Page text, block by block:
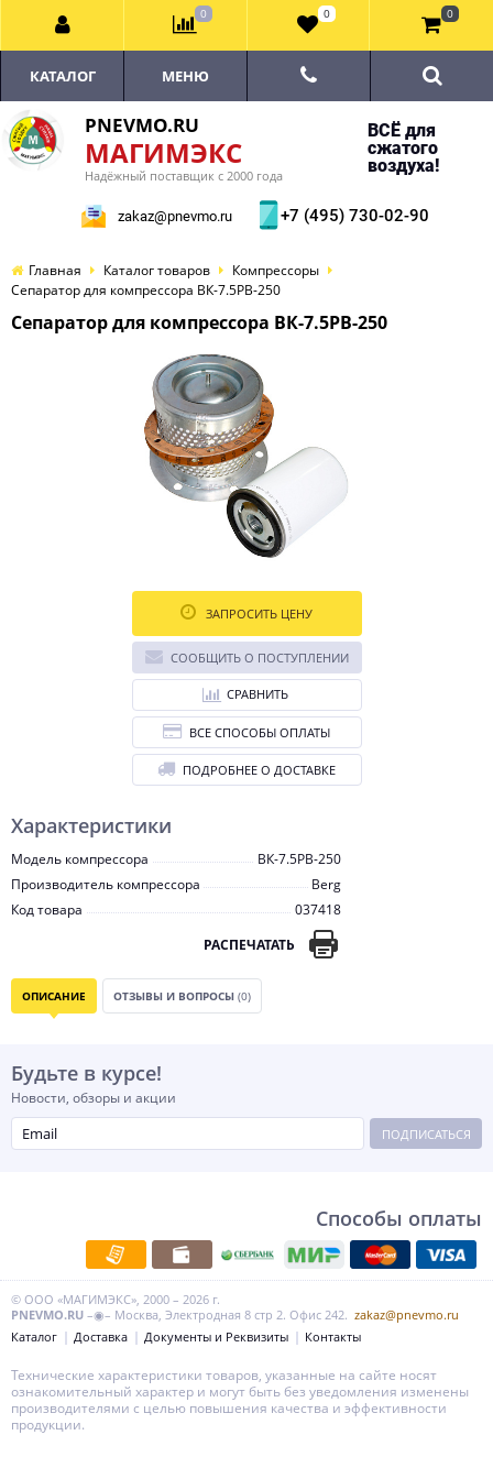
PNEVMO.RU
МАГИМЭКС
Надёжный поставщик с 2000 года
ВСЁ для
сжатого
воздуха!
zakaz@pnevmo.ru +7 (495) 730-02-90
КАТАЛОГ МЕНЮ
Главная Каталог товаров
Компрессоры
Сепаратор для компрессора ВК-7.5РВ-250
Сепаратор для компрессора ВК-7.5РВ-250
Характеристики
Модель компрессора
ВК-7.5РВ-250
Производитель компрессора
Berg
Код товара
037418
РАСПЕЧАТАТЬ
ЗАПРОСИТЬ ЦЕНУ
СООБЩИТЬ О ПОСТУПЛЕНИИ
СРАВНИТЬ
ВСЕ СПОСОБЫ ОПЛАТЫ
ПОДРОБНЕЕ О ДОСТАВКЕ
ОПИСАНИЕ ОТЗЫВЫ И ВОПРОСЫ (0)
Будьте в курсе!
Новости, обзоры и акции
ПОДПИСАТЬСЯ
Способы оплаты
© ООО «МАГИМЭКС», 2000 – 2026 г.
PNEVMO.RU –◉– Москва, Электродная 8 стр 2. Офис 242. zakaz@pnevmo.ru
Каталог
Доставка Документы и Реквизиты Контакты
0 0 0
Технические характеристики товаров, указанные на сайте носят
ознакомительный характер и могут быть без уведомления изменены
производителями с целью повышения качества и эффективности
продукции.